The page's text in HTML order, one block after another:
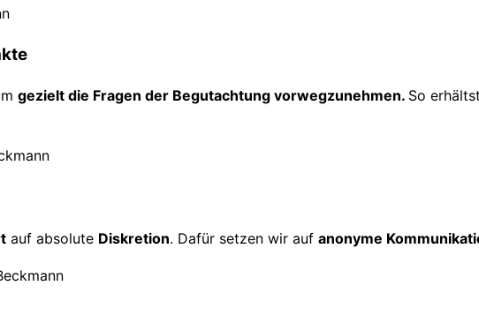
gezielt die Fragen der Begutachtung vorwegzunehmen. So
auf absolute Diskretion. Dafür setzen wir auf anonyme